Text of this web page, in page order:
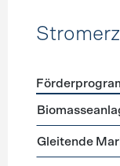
Gleitende